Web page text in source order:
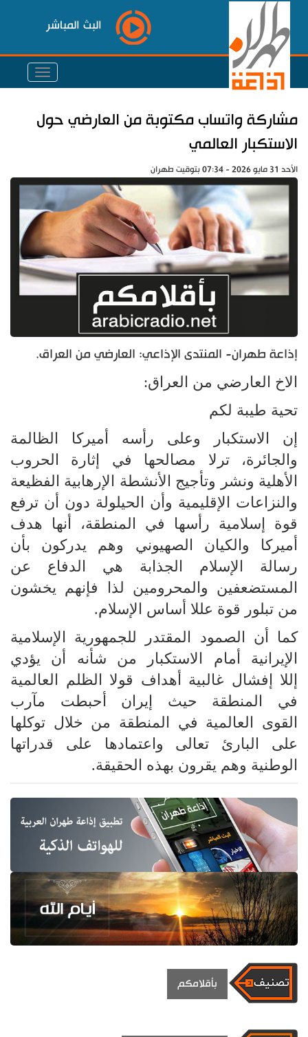
البث المباشر
مشاركة واتساب مكتوبة من العارضي حول
الاستكبار العالمي
الأحد 31 مايو 2026 - 07:34 بتوقيت طهران
إذاعة طهران- المنتدى الإذاعي: العارضي من العراق.
الاخ العارضي من العراق:
تحية طيبة لكم
إن الاستكبار وعلى رأسه أميركا الظالمة
والجائرة، ترلا مصالحها في إثارة الحروب
الأهلية ونشر وتأجيج الأنشطة الإرهابية الفظيعة
والنزاعات الإقليمية وأن الحيلولة دون أن ترفع
قوة إسلامية رأسها في المنطقة، أنها هدف
أميركا والكيان الصهيوني وهم يدركون بأن
رسالة الإسلام الجذابة هي الدفاع عن
المستضعفين والمحرومين لذا فإنهم يخشون
من تبلور قوة عللا أساس الإسلام.
كما أن الصمود المقتدر للجمهورية الإسلامية
الإيرانية أمام الاستكبار من شأنه أن يؤدي
إللا إفشال غالبية أهداف قولا الظلم العالمية
في المنطقة حيث إيران أحبطت مآرب
القوى العالمية في المنطقة من خلال توكلها
على البارئ تعالى واعتمادها على قدراتها
الوطنية وهم يقرون بهذه الحقيقة.
بأقلامكم